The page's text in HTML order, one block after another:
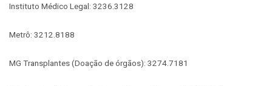
Instituto Médico Legal: 3236.3128
Metrô: 3212.8188
MG Transplantes (Doação de órgãos): 3274.7181